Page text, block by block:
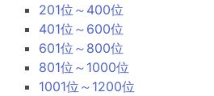
201位～400位
401位～600位
601位～800位
801位～1000位
1001位～1200位